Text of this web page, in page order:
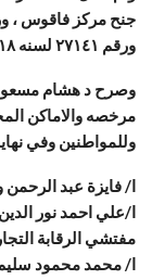
جنح مركز فاقوس ، ورقم ٢٧١٤٠ لسنه ٢٠١٨ جنح
ورقم ٢٧١٤١ لسنه ٢٠١٨ جنح مركز فاقوس
وصرح د هشام مسعود
مرخصه والاماكن
وللمواطنين وفي
ا/ فايزة عبد الرحمن
ا/علي احمد نور
مفتشي الرقابة
ا/ محمد محمود